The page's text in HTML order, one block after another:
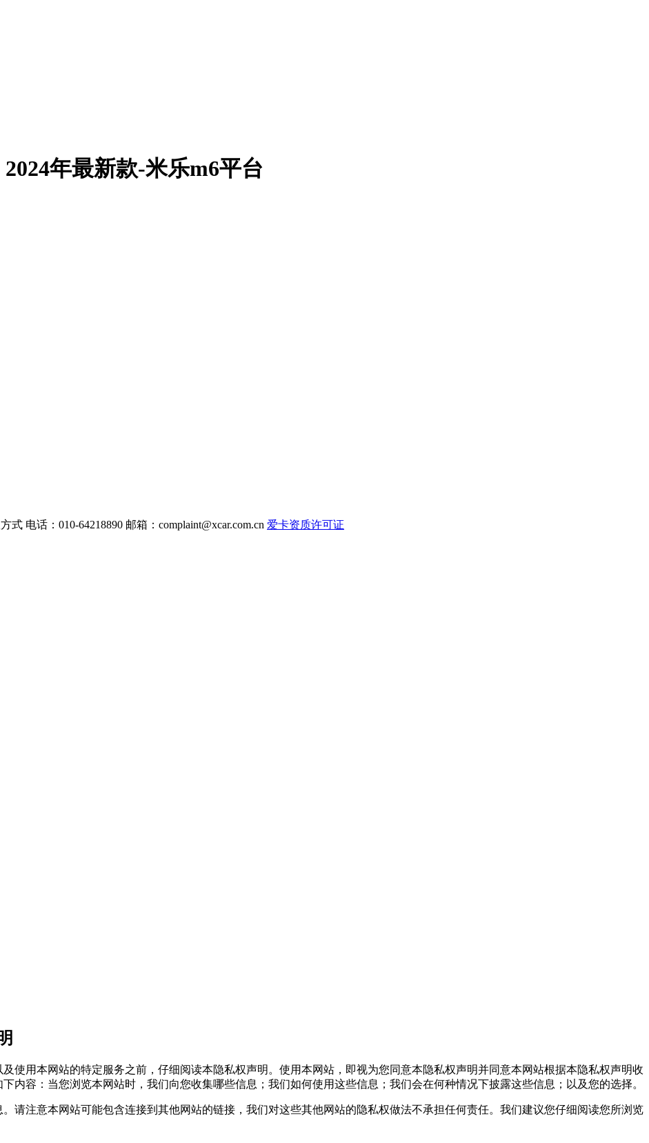
年最新款-米乐m6平台
式 电话：010-64218890 邮箱： complaint@xcar.com.cn 爱卡资质许可证
使用本网站的特定服务之前，仔细阅读本隐私权声明。使用本网站，即视为您同意本隐私权声明并同意本网站根据本隐私权声明收
内容：当您浏览本网站时，我们向您收集哪些信息；我们如何使用这些信息；我们会在何种情况下披露这些信息；以及您的选择。
注意本网站可能包含连接到其他网站的链接，我们对这些其他网站的隐私权做法不承担任何责任。我们建议您仔细阅读您所浏览